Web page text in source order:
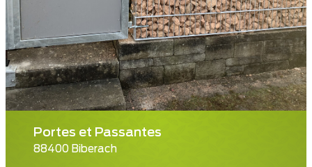
Portes et Passantes
88400 Biberach